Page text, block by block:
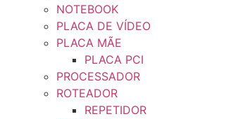
NOTEBOOK
PLACA DE VÍDEO
PLACA MÃE
PLACA PCI
PROCESSADOR
ROTEADOR
REPETIDOR